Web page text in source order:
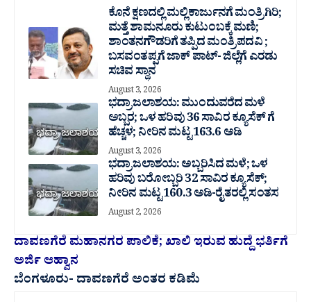
ಕೊನೆ ಕ್ಷಣದಲ್ಲಿ ಮಲ್ಲಿಕಾರ್ಜುನಗೆ ಮಂತ್ರಿಗಿರಿ;
ಮತ್ತೆ ಶಾಮನೂರು ಕುಟುಂಬಕ್ಕೆ ಮಣಿ;
ಶಾಂತನಗೌಡರಿಗೆ ತಪ್ಪಿದ ಮಂತ್ರಿ ಪದವಿ ;
ಬಸವಂತಪ್ಪಗೆ ಜಾಕ್ ಪಾಟ್- ಜಿಲ್ಲೆಗೆ ಎರಡು
ಸಚಿವ ಸ್ಥಾನ
August 3, 2026
ಭದ್ರಾ ಜಲಾಶಯ: ಮುಂದುವರೆದ ಮಳೆ
ಅಬ್ಬರ; ಒಳ ಹರಿವು 36 ಸಾವಿರ‌ ಕ್ಯೂಸೆಕ್ ಗೆ
ಹೆಚ್ಚಳ; ನೀರಿನ ಮಟ್ಟ 163.6 ಅಡಿ
August 3, 2026
ಭದ್ರಾ ಜಲಾಶಯ: ಅಬ್ಬರಿಸಿದ ಮಳೆ; ಒಳ
ಹರಿವು ಬರೋಬ್ಬರಿ 32 ಸಾವಿರ‌ ಕ್ಯೂಸೆಕ್;
ನೀರಿನ ಮಟ್ಟ 160.3 ಅಡಿ-ರೈತರಲ್ಲಿ ಸಂತಸ
August 2, 2026
ದಾವಣಗೆರೆ ಮಹಾನಗರ ಪಾಲಿಕೆ; ಖಾಲಿ ಇರುವ ಹುದ್ದೆ ಭರ್ತಿಗೆ
ಅರ್ಜಿ ಆಹ್ವಾನ
ಬೆಂಗಳೂರು- ದಾವಣಗೆರೆ ಅಂತರ ಕಡಿಮೆ